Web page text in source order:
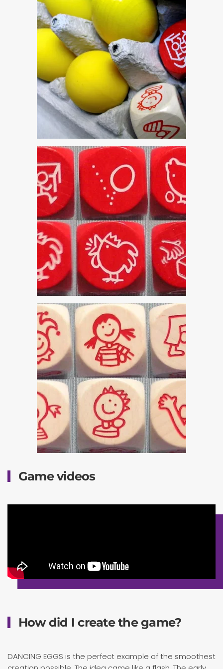
Game videos
How did I create the game?
DANCING EGGS is the perfect example of the smoothest